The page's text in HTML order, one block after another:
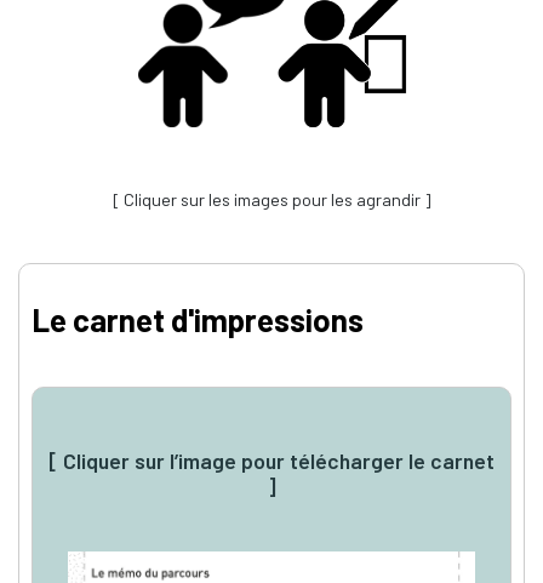
[ Cliquer sur les images pour les agrandir ]
Le carnet d'impressions
[ Cliquer sur l’image pour télécharger le carnet
]